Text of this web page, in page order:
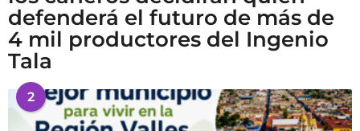
defenderá el futuro de más de
4 mil productores del Ingenio
Tala
2